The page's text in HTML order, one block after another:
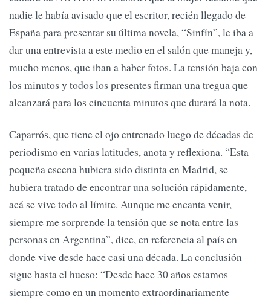
nadie le había avisado que el escritor, recién llegado de
España para presentar su última novela, “Sinfín”, le iba a
dar una entrevista a este medio en el salón que maneja y,
mucho menos, que iban a haber fotos. La tensión baja con
los minutos y todos los presentes firman una tregua que
alcanzará para los cincuenta minutos que durará la nota.
Caparrós, que tiene el ojo entrenado luego de décadas de
periodismo en varias latitudes, anota y reflexiona. “Esta
pequeña escena hubiera sido distinta en Madrid, se
hubiera tratado de encontrar una solución rápidamente,
acá se vive todo al límite. Aunque me encanta venir,
siempre me sorprende la tensión que se nota entre las
personas en Argentina”, dice, en referencia al país en
donde vive desde hace casi una década. La conclusión
sigue hasta el hueso: “Desde hace 30 años estamos
siempre como en un momento extraordinariamente